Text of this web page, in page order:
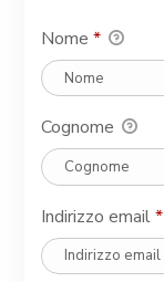
Nome*
Cognome
Indirizzo email*